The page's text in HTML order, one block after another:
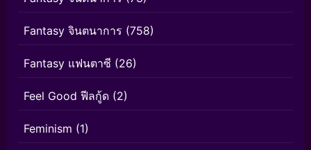
Fantasy จินตนาการ (758)
Fantasy แฟนตาซี (26)
Feel Good ฟีลกู้ด (2)
Feminism (1)